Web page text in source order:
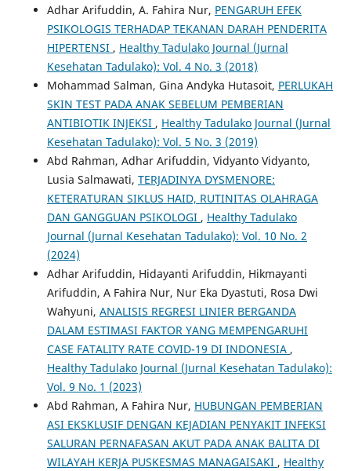
Adhar Arifuddin, A. Fahira Nur, PENGARUH EFEK
PSIKOLOGIS TERHADAP TEKANAN DARAH PENDERITA
HIPERTENSI , Healthy Tadulako Journal (Jurnal
Kesehatan Tadulako): Vol. 4 No. 3 (2018)
Mohammad Salman, Gina Andyka Hutasoit, PERLUKAH
SKIN TEST PADA ANAK SEBELUM PEMBERIAN
ANTIBIOTIK INJEKSI , Healthy Tadulako Journal (Jurnal
Kesehatan Tadulako): Vol. 5 No. 3 (2019)
Abd Rahman, Adhar Arifuddin, Vidyanto Vidyanto,
Lusia Salmawati, TERJADINYA DYSMENORE:
KETERATURAN SIKLUS HAID, RUTINITAS OLAHRAGA
DAN GANGGUAN PSIKOLOGI , Healthy Tadulako
Journal (Jurnal Kesehatan Tadulako): Vol. 10 No. 2
(2024)
Adhar Arifuddin, Hidayanti Arifuddin, Hikmayanti
Arifuddin, A Fahira Nur, Nur Eka Dyastuti, Rosa Dwi
Wahyuni, ANALISIS REGRESI LINIER BERGANDA
DALAM ESTIMASI FAKTOR YANG MEMPENGARUHI
CASE FATALITY RATE COVID-19 DI INDONESIA ,
Healthy Tadulako Journal (Jurnal Kesehatan Tadulako):
Vol. 9 No. 1 (2023)
Abd Rahman, A Fahira Nur, HUBUNGAN PEMBERIAN
ASI EKSKLUSIF DENGAN KEJADIAN PENYAKIT INFEKSI
SALURAN PERNAFASAN AKUT PADA ANAK BALITA DI
WILAYAH KERJA PUSKESMAS MANAGAISAKI , Healthy